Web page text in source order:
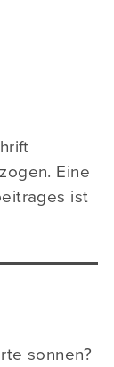
Eine
ist
sonnen?